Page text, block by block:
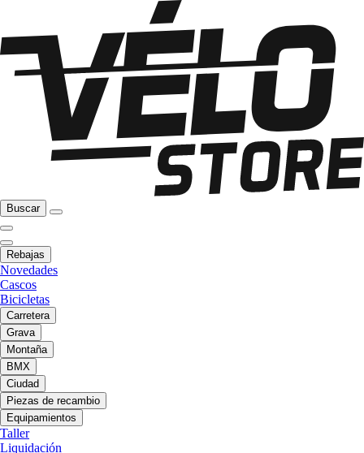
Buscar
Rebajas
Novedades
Cascos
Bicicletas
Carretera
Grava
Montaña
BMX
Ciudad
Piezas de recambio
Equipamientos
Taller
Liquidación